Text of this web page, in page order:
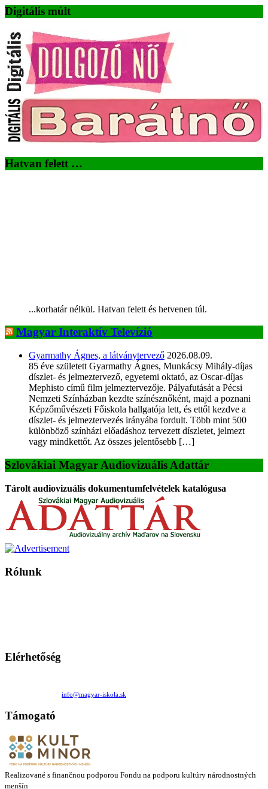
Digitális múlt
Hatvan felett …
...korhatár nélkül. Hatvan felett és hetvenen túl.
Magyar Interaktív Televízió
Gyarmathy Ágnes, a látványtervező 2026.08.09.
85 éve született Gyarmathy Ágnes, Munkácsy Mihály-díjas
díszlet- és jelmeztervező, egyetemi oktató, az Oscar-díjas
Mephisto című film jelmeztervezője. Pályafutását a Pécsi
Nemzeti Színházban kezdte színésznőként, majd a poznani
Képzőművészeti Főiskola hallgatója lett, és ettől kezdve a
díszlet- és jelmeztervezés irányába fordult. Több mint 500
különböző színházi előadáshoz tervezett díszletet, jelmezt
vagy mindkettőt. Az összes jelentősebb […]
Szlovákiai Magyar Audiovizuális Adattár
Tárolt audiovizuális dokumentumfelvételek katalógusa
Rólunk
Elérhetőség
info@magyar-iskola.sk
Támogató
Realizované s finančnou podporou Fondu na podporu kultúry národnostných
menšín